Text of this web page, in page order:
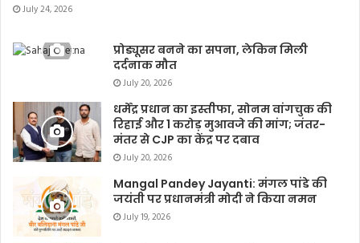
July 24, 2026
प्रोड्यूसर बनने का सपना, लेकिन मिली
दर्दनाक मौत
July 20, 2026
धर्मेंद्र प्रधान का इस्तीफा, सोनम वांगचुक की
रिहाई और 1 करोड़ मुआवजे की मांग; जंतर-
मंतर से CJP का केंद्र पर दबाव
July 20, 2026
Mangal Pandey Jayanti: मंगल पांडे की
जयंती पर प्रधानमंत्री मोदी ने किया नमन
July 19, 2026